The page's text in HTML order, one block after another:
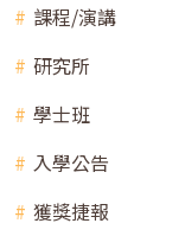
課程/演講
研究所
學士班
入學公告
獲獎捷報